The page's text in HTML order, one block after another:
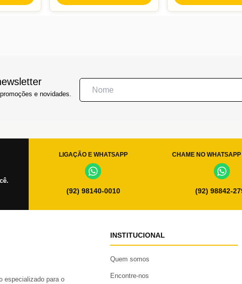
e novidades.
LIGAÇÃO E WHATSAPP
(92) 98140-0010
CHAME NO
(92) 98842-
especializado para o
INSTITUCIONAL
Quem somos
Encontre-nos